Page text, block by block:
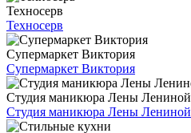
Техносерв
Техносерв
Супермаркет Виктория
Супермаркет Виктория
Студия маникюра Лены Лениной
Студия маникюра Лены Лениной